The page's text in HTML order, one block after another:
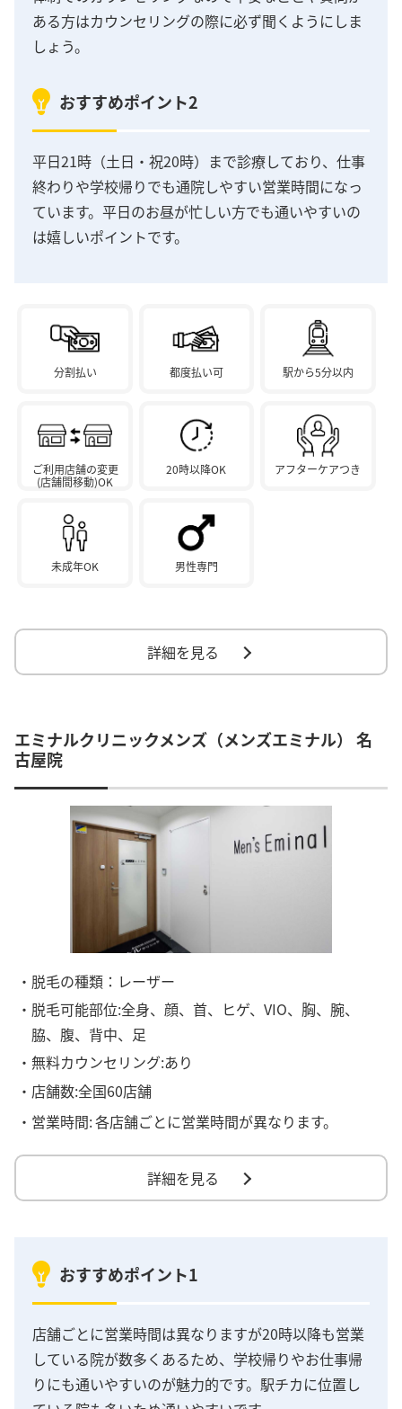
ある方はカウンセリングの際に必ず聞くようにしま
しょう。
おすすめポイント2
平日21時（土日・祝20時）まで診療しており、仕事
終わりや学校帰りでも通院しやすい営業時間になっ
ています。平日のお昼が忙しい方でも通いやすいの
は嬉しいポイントです。
分割払い 都度払い可 駅から5分以内
ご利用店舗の変更
(店舗間移動)OK
20時以降OK アフターケアつき
未成年OK 男性専門
詳細を見る
エミナルクリニックメンズ（メンズエミナル） 名
古屋院
・脱毛の種類：レーザー
・脱毛可能部位:全身、顔、首、ヒゲ、VIO、胸、腕、
脇、腹、背中、足
・無料カウンセリング:あり
・店舗数:全国60店舗
・営業時間:各店舗ごとに営業時間が異なります。
詳細を見る
おすすめポイント1
店舗ごとに営業時間は異なりますが20時以降も営業
している院が数多くあるため、学校帰りやお仕事帰
りにも通いやすいのが魅力的です。駅チカに位置し